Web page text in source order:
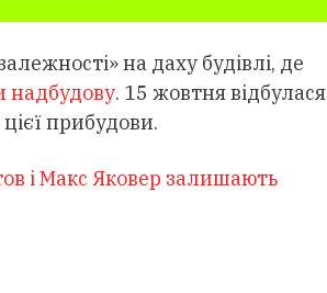
на даху будівлі, де
надбудову. 15 жовтня відбулася
прибудови.
і Макс Яковер залишають